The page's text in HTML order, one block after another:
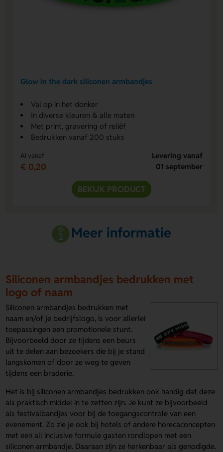
Glow in the dark siliconen armbandjes
Val op in het donker
In diverse kleuren & alle maten
Met print, gravering of reliëf
Bedrukken vanaf 200 stuks
Al vanaf
€ 0,20
Levering vanaf
01 september
BEKIJK PRODUCT
Meer informatie
Siliconen armbandjes bedrukken met
logo of naam
Siliconen armbandjes bedrukken met
naam en/of je bedrijfslogo, is voor allerlei
toepassingen een promotionele stunt.
Bijvoorbeeld door ze tijdens een beurs
uit te delen aan bezoekers die bij je stand
langskomen of door ze weg te geven
tijdens een braderie.
Het is bij siliconen armbandjes bedrukken ook handig dat deze
als praktisch middel in te zetten zijn. Je kunt ze bijvoorbeeld
als festivalbandjes voor bij de toegangscontrole van een
evenement. Zo zie je ook bij hotels of andere horecaconcepten
met een all inclusive formule gasten rondlopen met een
siliconen armbandje. Daaraan zijn ze herkenbaar als genodigde.